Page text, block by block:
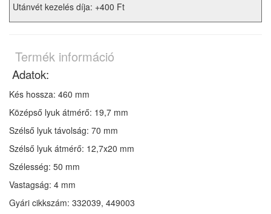
Utánvét kezelés díja: +400 Ft
Termék információ
Adatok:
Kés hossza: 460 mm
Középső lyuk átmérő: 19,7 mm
Szélső lyuk távolság: 70 mm
Szélső lyuk átmérő: 12,7x20 mm
Szélesség: 50 mm
Vastagság: 4 mm
Gyári cikkszám: 332039, 449003